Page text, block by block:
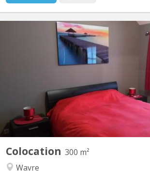
Colocation 300 m²
Wavre
Régent en éducation physique loue
belle villa pour UNIQUEMENT étudiant(e),
soigneux(se). Salle de douche privatisée,
jardin, bureau, Lave linge, parking privé.